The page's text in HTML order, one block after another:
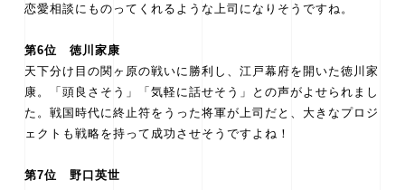
恋愛相談にものってくれるような上司になりそうですね。
第6位 徳川家康
天下分け目の関ヶ原の戦いに勝利し、江戸幕府を開いた徳川家
康。「頭良さそう」「気軽に話せそう」との声がよせられまし
た。戦国時代に終止符をうった将軍が上司だと、大きなプロジ
ェクトも戦略を持って成功させそうですよね！
第7位 野口英世